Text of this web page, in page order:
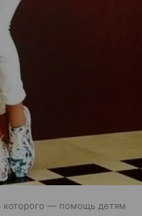
которого — помощь детям